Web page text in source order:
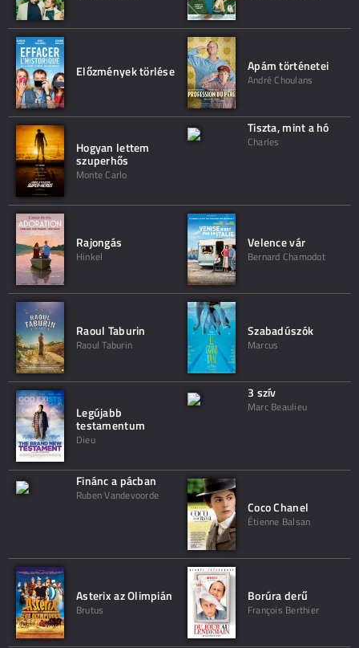
Előzmények törlése Apám történetei
André Choulans
Hogyan lettem
szuperhős
Monte Carlo
Tiszta, mint a hó
Charles
Rajongás
Hinkel
Velence vár
Bernard Chamodot
Raoul Taburin
Raoul Taburin
Szabadúszók
Marcus
Legújabb
testamentum
Dieu
3 szív
Marc Beaulieu
Finánc a pácban
Ruben Vandevoorde
Coco Chanel
Étienne Balsan
Asterix az Olimpián
Brutus
Borúra derű
François Berthier